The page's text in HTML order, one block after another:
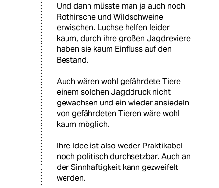
Und dann müsste man ja auch noch
Rothirsche und Wildschweine
erwischen. Luchse helfen leider
kaum, durch ihre großen Jagdreviere
haben sie kaum Einfluss auf den
Bestand.
Auch wären wohl gefährdete Tiere
einem solchen Jagddruck nicht
gewachsen und ein wieder ansiedeln
von gefährdeten Tieren wäre wohl
kaum möglich.
Ihre Idee ist also weder Praktikabel
noch politisch durchsetzbar. Auch an
der Sinnhaftigkeit kann gezweifelt
werden.